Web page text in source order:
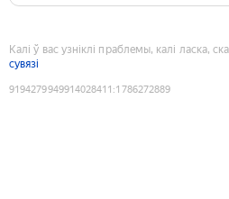
Калі ў вас узніклі праблемы, калі ласка,
сувязі
9194279949914028411 :1786272889